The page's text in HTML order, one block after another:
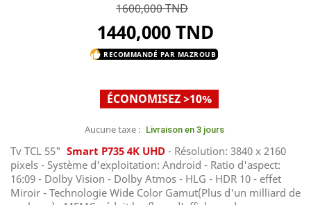
1600,000 TND
1440,000 TND
thumb_up RECOMMANDÉ PAR MAZROUB
ÉCONOMISEZ >10%
Aucune taxe : Livraison en 3 jours
Tv TCL 55" Smart P735 4K UHD - Résolution: 3840 x 2160
pixels - Système d'exploitation: Android - Ratio d'aspect:
16:09 - Dolby Vision - Dolby Atmos - HLG - HDR 10 - effet
Miroir - Technologie Wide Color Gamut(Plus d'un milliard de